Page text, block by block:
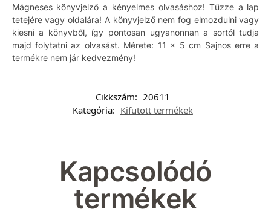
Mágneses könyvjelző a kényelmes olvasáshoz! Tűzze a lap
tetejére vagy oldalára! A könyvjelző nem fog elmozdulni vagy
kiesni a könyvből, így pontosan ugyanonnan a sortól tudja
majd folytatni az olvasást. Mérete: 11 x 5 cm Sajnos erre a
termékre nem jár kedvezmény!
Cikkszám: 20611
Kategória: Kifutott termékek
Kapcsolódó
termékek